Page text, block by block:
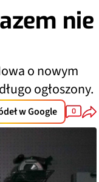
nie
o nowym
ogłoszony.
w Google 0